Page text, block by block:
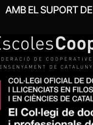
AMB EL SUPORT DE